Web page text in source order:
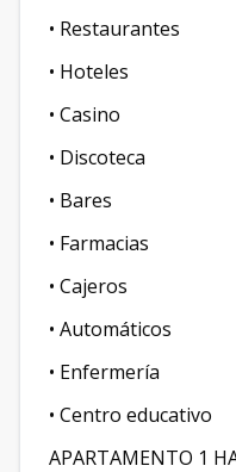
• Restaurantes
• Hoteles
• Casino
• Discoteca
• Bares
• Farmacias
• Cajeros
• Automáticos
• Enfermería
• Centro educativo
APARTAMENTO 1